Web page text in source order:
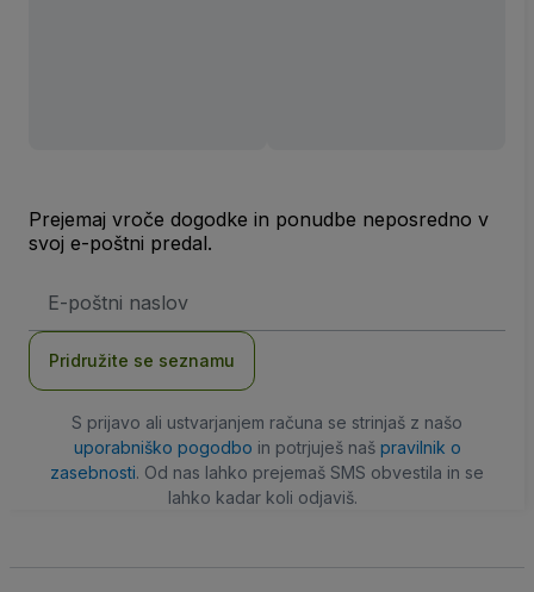
Prejemaj vroče dogodke in ponudbe neposredno v
svoj e-poštni predal.
naslov
Pridružite se seznamu
S prijavo ali ustvarjanjem računa se strinjaš z našo
uporabniško pogodbo in potrjuješ naš pravilnik o
zasebnosti. Od nas lahko prejemaš SMS obvestila in se
lahko kadar koli odjaviš.